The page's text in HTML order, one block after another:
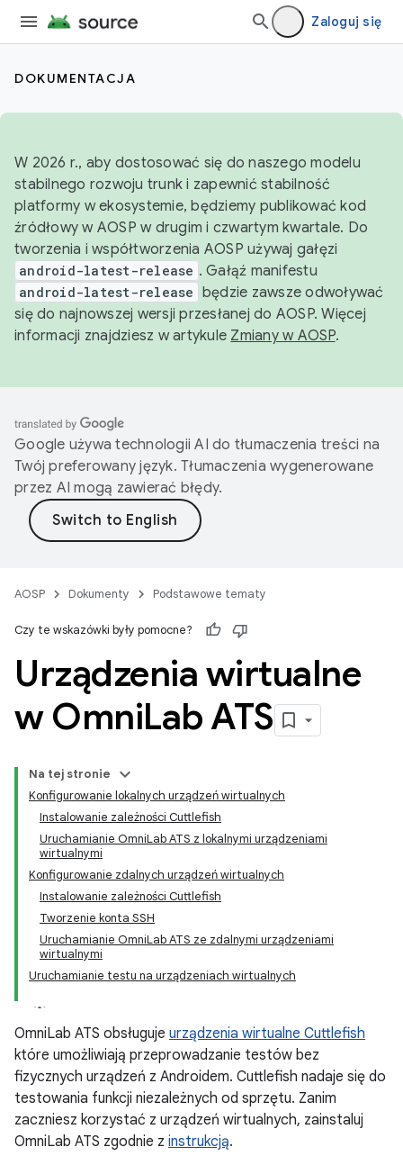
Zaloguj się
DOKUMENTACJA
W 2026 r., aby dostosować się do naszego modelu
stabilnego rozwoju trunk i zapewnić stabilność
platformy w ekosystemie, będziemy publikować kod
źródłowy w AOSP w drugim i czwartym kwartale. Do
tworzenia i współtworzenia AOSP używaj gałęzi
android-latest-release . Gałąź manifestu
android-latest-release będzie zawsze odwoływać
się do najnowszej wersji przesłanej do AOSP. Więcej
informacji znajdziesz w artykule Zmiany w AOSP.
Google używa technologii AI do tłumaczenia treści na
Twój preferowany język. Tłumaczenia wygenerowane
przez AI mogą zawierać błędy.
AOSP Dokumenty Podstawowe tematy
Czy te wskazówki były pomocne?
Urządzenia wirtualne
w OmniLab ATS
Na tej stronie
Konfigurowanie lokalnych urządzeń wirtualnych
Instalowanie zależności Cuttlefish
Uruchamianie OmniLab ATS z lokalnymi urządzeniami
wirtualnymi
Konfigurowanie zdalnych urządzeń wirtualnych
Instalowanie zależności Cuttlefish
Tworzenie konta SSH
Uruchamianie OmniLab ATS ze zdalnymi urządzeniami
wirtualnymi
Uruchamianie testu na urządzeniach wirtualnych
OmniLab ATS obsługuje urządzenia wirtualne Cuttlefish
które umożliwiają przeprowadzanie testów bez
fizycznych urządzeń z Androidem. Cuttlefish nadaje się do
testowania funkcji niezależnych od sprzętu. Zanim
zaczniesz korzystać z urządzeń wirtualnych, zainstaluj
OmniLab ATS zgodnie z instrukcją.